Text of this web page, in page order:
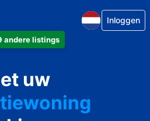
andere listings
Inloggen
uw